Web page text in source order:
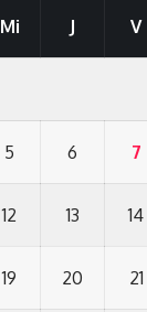
Mi J V
5 6 7
12 13 14
19 20 21